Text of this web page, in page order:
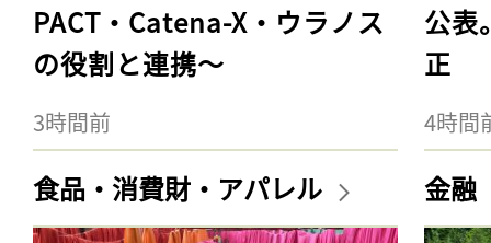
PACT・Catena-X・ウラノス
の役割と連携〜
3時間前
公表
正
4時間
食品・消費財・アパレル 金融